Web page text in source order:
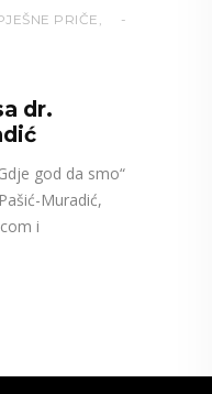
PRIČE,
dr.
god da smo“
Muradić,
i